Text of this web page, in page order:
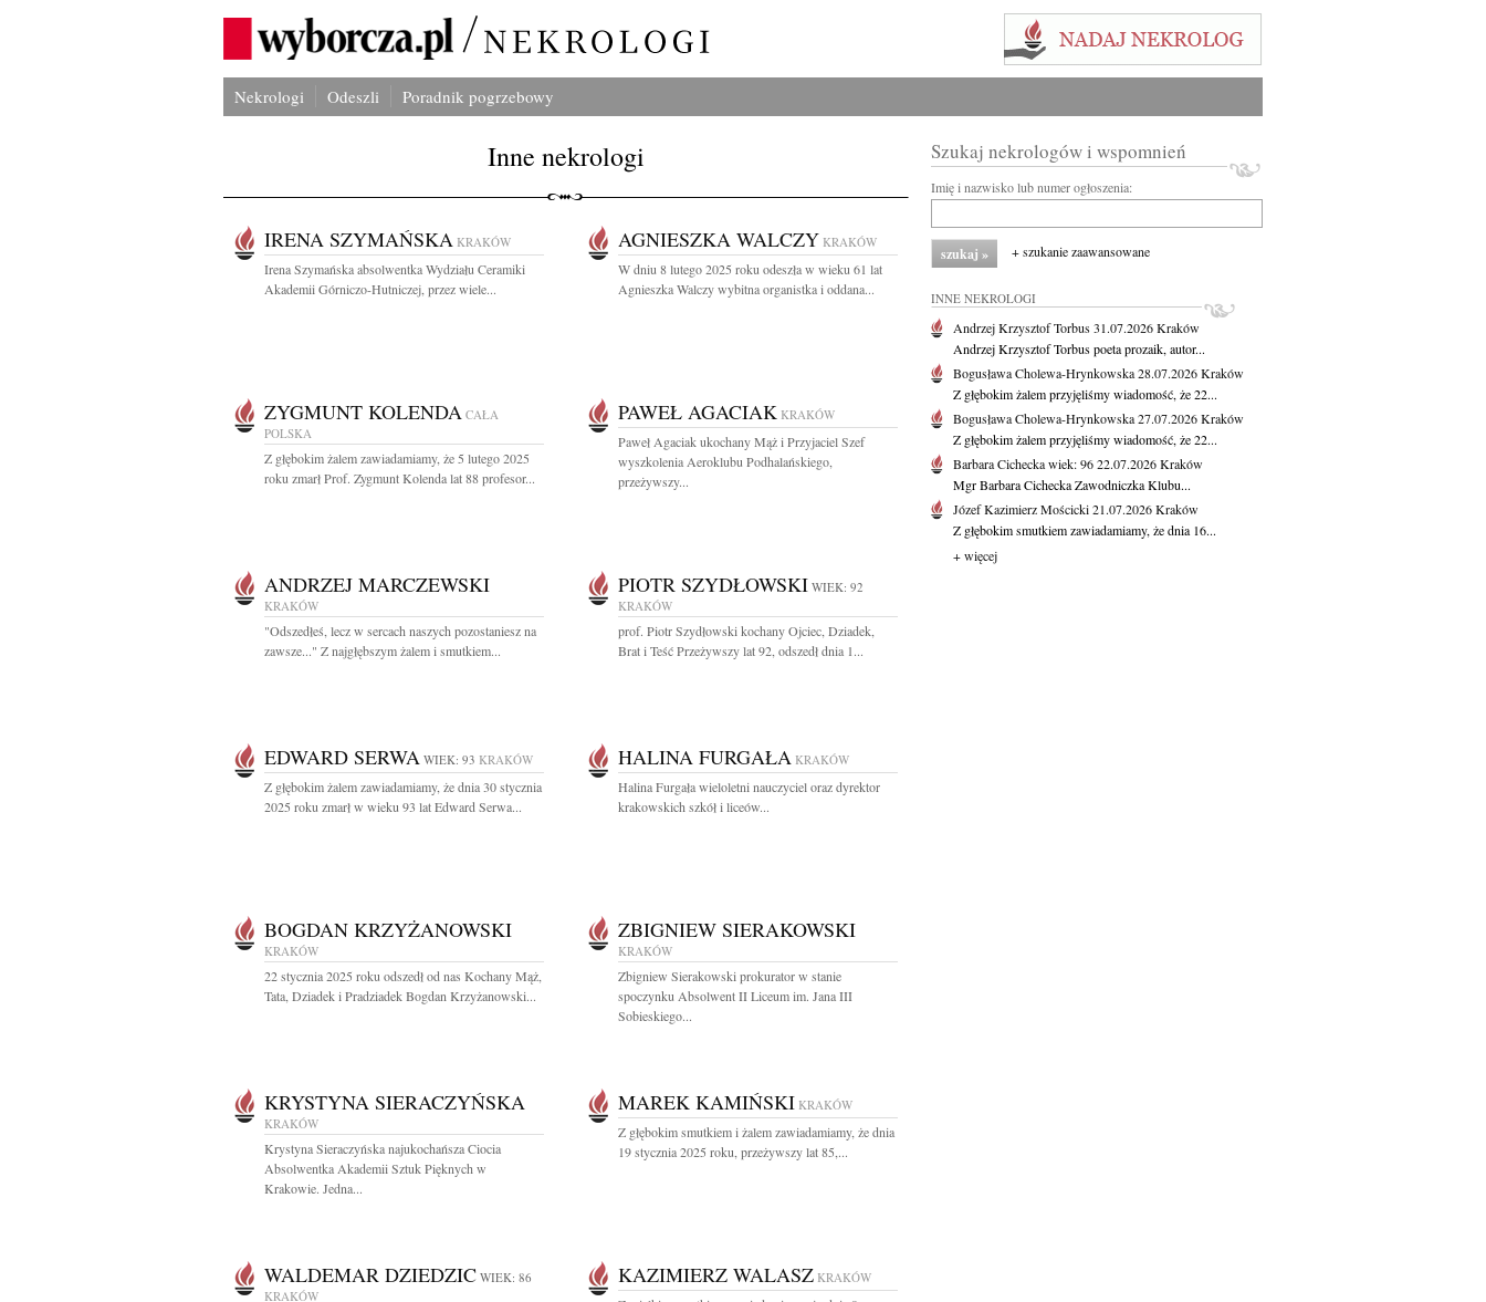
Nekrologi Odeszli Poradnik pogrzebowy
Inne nekrologi
IRENA SZYMAŃSKA KRAKÓW
Irena Szymańska absolwentka Wydziału Ceramiki
Akademii Górniczo-Hutniczej, przez wiele...
AGNIESZKA WALCZY KRAKÓW
W dniu 8 lutego 2025 roku odeszła w wieku 61 lat
Agnieszka Walczy wybitna organistka i oddana...
ZYGMUNT KOLENDA CAŁA
POLSKA
Z głębokim żalem zawiadamiamy, że 5 lutego 2025
roku zmarł Prof. Zygmunt Kolenda lat 88 profesor...
PAWEŁ AGACIAK KRAKÓW
Paweł Agaciak ukochany Mąż i Przyjaciel Szef
wyszkolenia Aeroklubu Podhalańskiego,
przeżywszy...
ANDRZEJ MARCZEWSKI
KRAKÓW
"Odszedłeś, lecz w sercach naszych pozostaniesz na
zawsze..." Z najgłębszym żalem i smutkiem...
PIOTR SZYDŁOWSKI WIEK: 92
KRAKÓW
prof. Piotr Szydłowski kochany Ojciec, Dziadek,
Brat i Teść Przeżywszy lat 92, odszedł dnia 1...
EDWARD SERWA WIEK: 93 KRAKÓW
Z głębokim żalem zawiadamiamy, że dnia 30 stycznia
2025 roku zmarł w wieku 93 lat Edward Serwa...
HALINA FURGAŁA KRAKÓW
Halina Furgała wieloletni nauczyciel oraz dyrektor
krakowskich szkół i liceów...
BOGDAN KRZYŻANOWSKI
KRAKÓW
22 stycznia 2025 roku odszedł od nas Kochany Mąż,
Tata, Dziadek i Pradziadek Bogdan Krzyżanowski...
ZBIGNIEW SIERAKOWSKI
KRAKÓW
Zbigniew Sierakowski prokurator w stanie
spoczynku Absolwent II Liceum im. Jana III
Sobieskiego...
KRYSTYNA SIERACZYŃSKA
KRAKÓW
Krystyna Sieraczyńska najukochańsza Ciocia
Absolwentka Akademii Sztuk Pięknych w
Krakowie. Jedna...
MAREK KAMIŃSKI KRAKÓW
Z głębokim smutkiem i żalem zawiadamiamy, że dnia
19 stycznia 2025 roku, przeżywszy lat 85,...
WALDEMAR DZIEDZIC WIEK: 86
KRAKÓW
KAZIMIERZ WALASZ KRAKÓW
Szukaj nekrologów i wspomnień
Imię i nazwisko lub numer ogłoszenia:
+ szukanie zaawansowane
INNE NEKROLOGI
Andrzej Krzysztof Torbus31.07.2026Kraków
Andrzej Krzysztof Torbus poeta prozaik, autor...
Bogusława Cholewa-Hrynkowska28.07.2026Kraków
Z głębokim żalem przyjęliśmy wiadomość, że 22...
Bogusława Cholewa-Hrynkowska27.07.2026Kraków
Z głębokim żalem przyjęliśmy wiadomość, że 22...
Barbara Cicheckawiek: 9622.07.2026Kraków
Mgr Barbara Cichecka Zawodniczka Klubu...
Józef Kazimierz Mościcki21.07.2026Kraków
Z głębokim smutkiem zawiadamiamy, że dnia 16...
+ więcej